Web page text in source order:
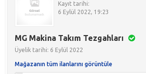
Kayıt tarihi:
6 Eylül 2022, 19:23
MG Makina Takım Tezgahları
Üyelik tarihi: 6 Eylül 2022
Mağazanın tüm ilanlarını görüntüle